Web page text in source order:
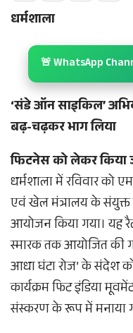
धर्मशाला
🚨 WhatsApp
‘संडे ऑन साइकिल’
बढ़-चढ़कर भाग लिया
फिटनेस को लेकर
धर्मशाला में रविवार को
एवं खेल मंत्रालय के संयुक्त
आयोजन किया गया। यह
स्मारक तक आयोजित की
आधा घंटा रोज’ के संदेश
कार्यक्रम फिट इंडिया
संस्करण के रूप में मनाया